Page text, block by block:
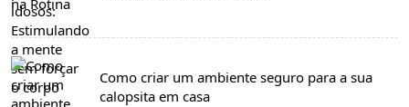
Como criar um ambiente seguro para a sua
calopsita em casa